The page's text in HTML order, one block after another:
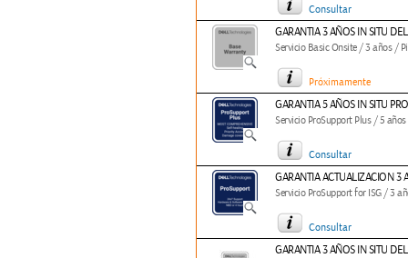
Consultar
GARANTIA 3 AÑOS IN SITU
Servicio Basic Onsite / 3 años /
Próximamente
GARANTIA 5 AÑOS IN SITU
Servicio ProSupport Plus / 5
Consultar
GARANTIA ACTUALIZACION 3
Servicio ProSupport for ISG / 3
Consultar
GARANTIA 3 AÑOS IN SITU